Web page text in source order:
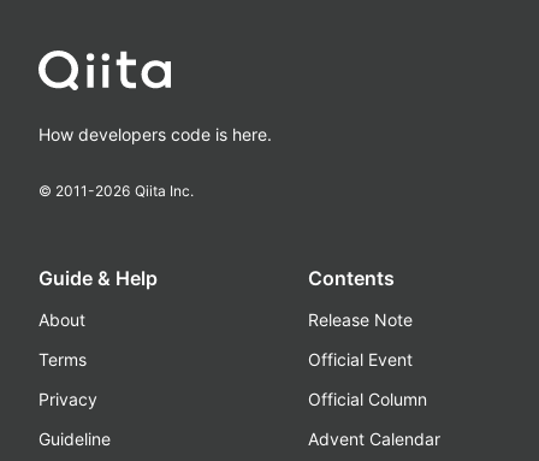
How developers code is here.
© 2011-2026 Qiita Inc.
Guide & Help
About
Terms
Privacy
Guideline
Contents
Release Note
Official Event
Official Column
Advent Calendar